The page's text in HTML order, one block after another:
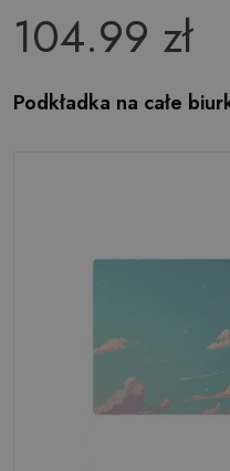
104.99 zł
Podkładka na całe